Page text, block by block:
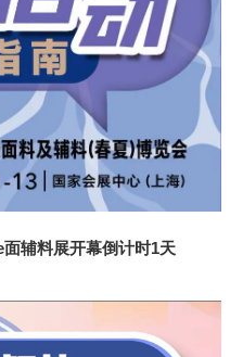
辅料展开幕倒计时1天